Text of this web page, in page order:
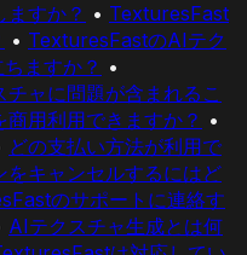
すか？ • TexturesFast
• TexturesFastのAIテク
ますか？ •
ャに問題が含まれるこ
商用利用できますか？ •
どの支払い方法が利用で
をキャンセルするにはど
のサポートに連絡す
AIテクスチャ生成とは何